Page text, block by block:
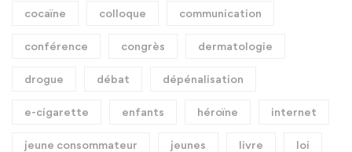
cocaïne colloque communication
conférence congrès dermatologie
drogue débat dépénalisation
e-cigarette enfants héroïne internet
jeune consommateur jeunes livre loi